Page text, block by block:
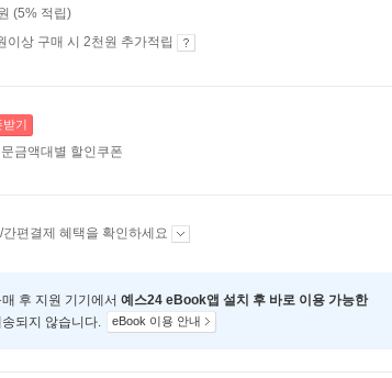
(5% 적립)
이상 구매 시 2천원 추가적립
받기
금액대별 할인쿠폰
간편결제 혜택을 확인하세요
후 지원 기기에서 예스24 eBook앱 설치 후 바로 이용 가능한
송되지 않습니다. eBook 이용 안내